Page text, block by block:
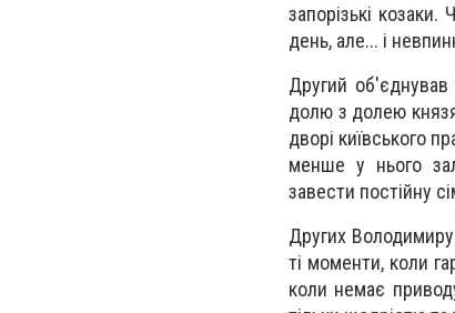
запорізькі
день, але... і
Другий
долю з долею
дворі київського
менше у нього
завести постійну
Других
ті моменти, коли
коли немає